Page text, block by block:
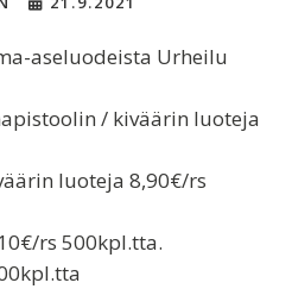
aseluodeista Urheilu
/ kiväärin luoteja​
luoteja ​​8,90€/rs​
rs​ 500kpl.tta.